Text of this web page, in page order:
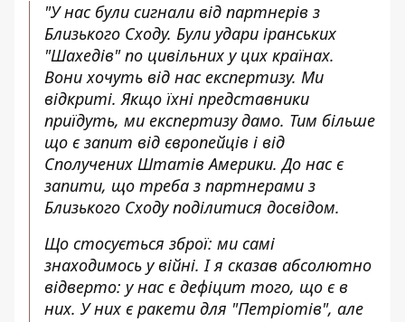
"У нас були сигнали від партнерів з
Близького Сходу. Були удари іранських
"Шахедів" по цивільних у цих країнах.
Вони хочуть від нас експертизу. Ми
відкриті. Якщо їхні представники
приїдуть, ми експертизу дамо. Тим більше
що є запит від європейців і від
Сполучених Штатів Америки. До нас є
запити, що треба з партнерами з
Близького Сходу поділитися досвідом.
Що стосується зброї: ми самі
знаходимось у війні. І я сказав абсолютно
відверто: у нас є дефіцит того, що є в
них. У них є ракети для "Петріотів", але